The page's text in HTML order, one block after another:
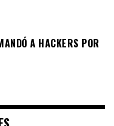
A HACKERS POR